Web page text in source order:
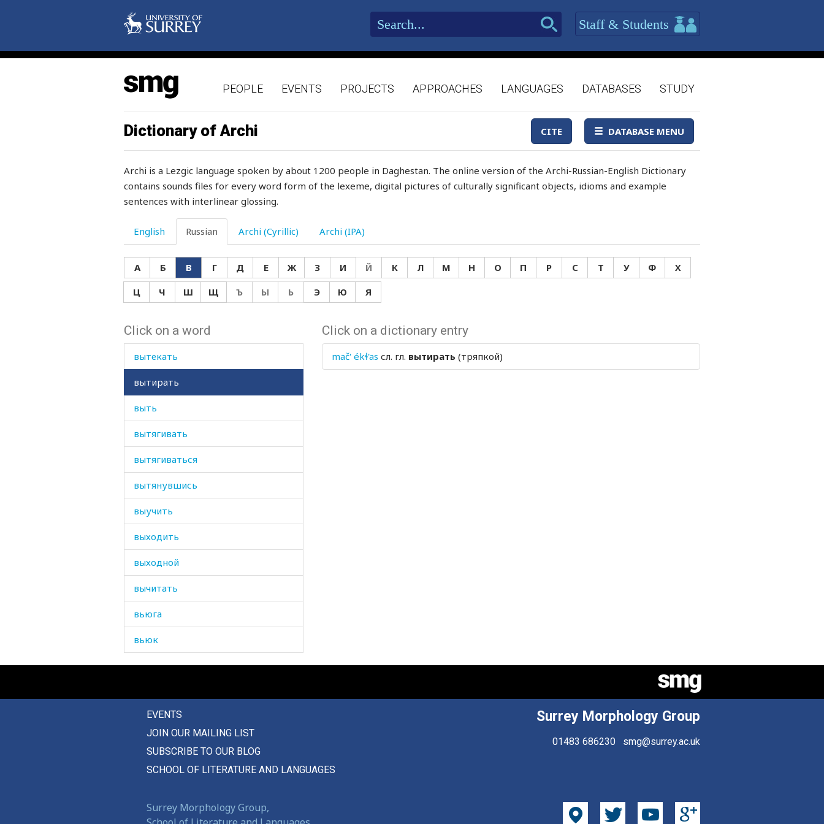
Staff & Students
PEOPLE EVENTS PROJECTS APPROACHES LANGUAGES DATABASES STUDY
Dictionary of Archi CITE DATABASE MENU
Archi is a Lezgic language spoken by about 1200 people in Daghestan. The online version of the Archi-Russian-English Dictionary
contains sounds files for every word form of the lexeme, digital pictures of culturally significant objects, idioms and example
sentences with interlinear glossing.
English Russian Archi (Cyrillic) Archi (IPA)
А Б В Г Д Е Ж З И Й К Л М Н О П Р С Т У Ф
Х
Ц
Ч Ш Щ Ъ Ы Ь Э Ю Я
Click on a word
высокий
высокомерие
высокомерничать
высокомерный
высота
выстрел
выступ
выступать
высыпать
высыхание
высыхать
вытекать
вытирать
выть
вытягивать
вытягиваться
вытянувшись
выучить
выходить
выходной
вычитать
вьюга
вьюк
вязанка
вязать
вянуть
Click on a dictionary entry
mač' ékɬ'as сл. гл. вытирать (тряпкой)
EVENTS
JOIN OUR MAILING LIST
SUBSCRIBE TO OUR BLOG
SCHOOL OF LITERATURE AND LANGUAGES
Surrey Morphology Group
01483 686230 smg@surrey.ac.uk
Surrey Morphology Group,